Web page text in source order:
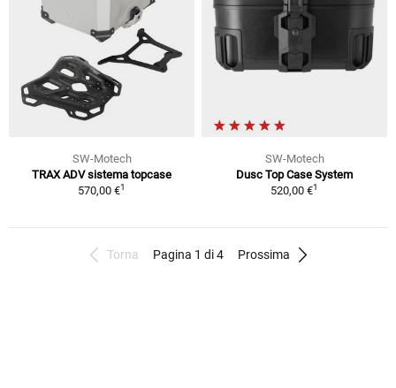
SW-Motech
TRAX ADV sistema topcase
570,00 €1
SW-Motech
Dusc Top Case System
520,00 €1
Torna Pagina 1 di 4 Prossima